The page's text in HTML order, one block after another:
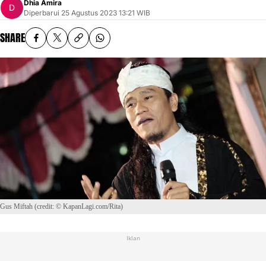
Dhia Amira
Diperbarui 25 Agustus 2023 13:21 WIB
SHARE
Gus Miftah (credit: © KapanLagi.com/Rita)
Iklan